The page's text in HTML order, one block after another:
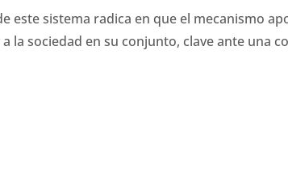
este sistema radica en que el mecanismo
la sociedad en su conjunto, clave ante una